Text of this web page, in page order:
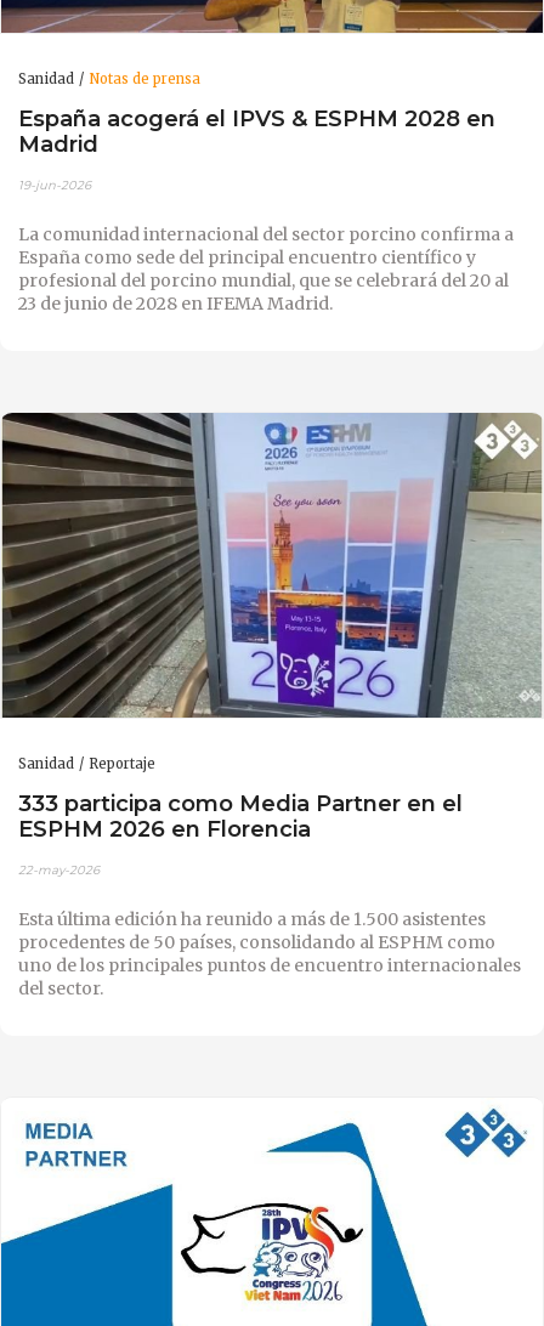
Sanidad Notas de prensa
España acogerá el IPVS & ESPHM 2028 en
Madrid
19-jun-2026
La comunidad internacional del sector porcino confirma a
España como sede del principal encuentro científico y
profesional del porcino mundial, que se celebrará del 20 al
23 de junio de 2028 en IFEMA Madrid.
Sanidad Reportaje
333 participa como Media Partner en el
ESPHM 2026 en Florencia
22-may-2026
Esta última edición ha reunido a más de 1.500 asistentes
procedentes de 50 países, consolidando al ESPHM como
uno de los principales puntos de encuentro internacionales
del sector.